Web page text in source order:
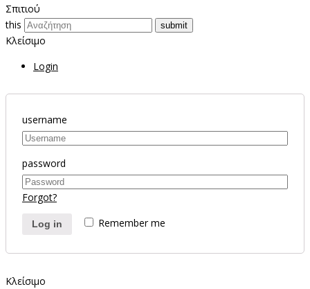
Σπιτιού
this
Κλείσιμο
Login
username
password
Forgot?
Remember me
Log in
Κλείσιμο